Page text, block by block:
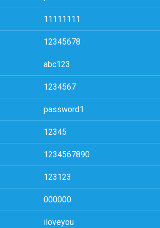
11111111
12345678
abc123
1234567
password1
12345
1234567890
123123
000000
iloveyou